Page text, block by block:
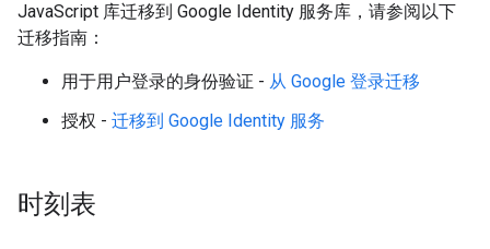
JavaScript 库迁移到 Google Identity 服务库，请参阅以下
迁移指南：
用于用户登录的身份验证 - 从 Google 登录迁移
授权 - 迁移到 Google Identity 服务
时刻表